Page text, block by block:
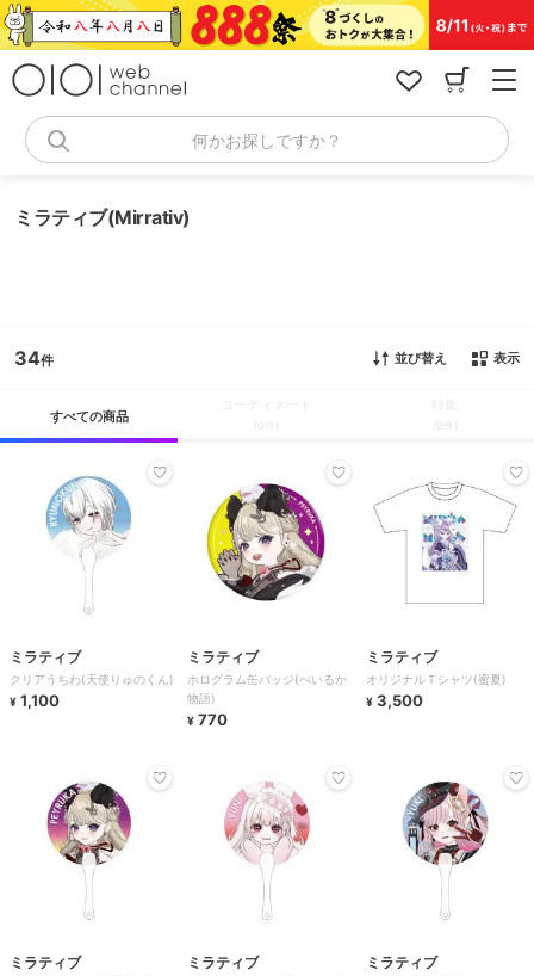
コ
ン
何かお探しですか？
ミラティブ(Mirrativ)
34 並び替え 表示
すべての商品
(0件) (0件)
ミラティブ
クリアうちわ(天使りゅのくん)
¥ 1,100
ミラティブ
ホログラム缶バッジ(ぺいるか
物語)
¥ 770
ミラティブ
オリジナルＴシャツ(蜜夏)
¥ 3,500
ミラティブ ミラティブ ミラティブ